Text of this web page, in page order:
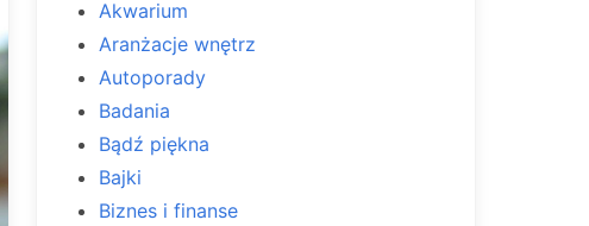
Akwarium
Aranżacje wnętrz
Autoporady
Badania
Bądź piękna
Bajki
Biznes i finanse